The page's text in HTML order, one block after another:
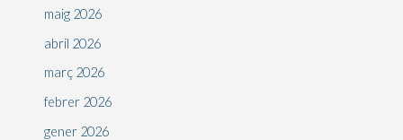
maig 2026
abril 2026
març 2026
febrer 2026
gener 2026